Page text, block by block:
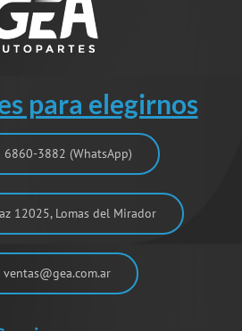
para elegirnos
3882 (WhatsApp)
12025, Lomas del Mirador
ventas@gea.com.ar